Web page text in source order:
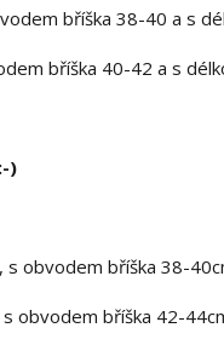
bříška 38-40 a s
bříška 40-42 a s
)
obvodem bříška 38-
obvodem bříška 42-